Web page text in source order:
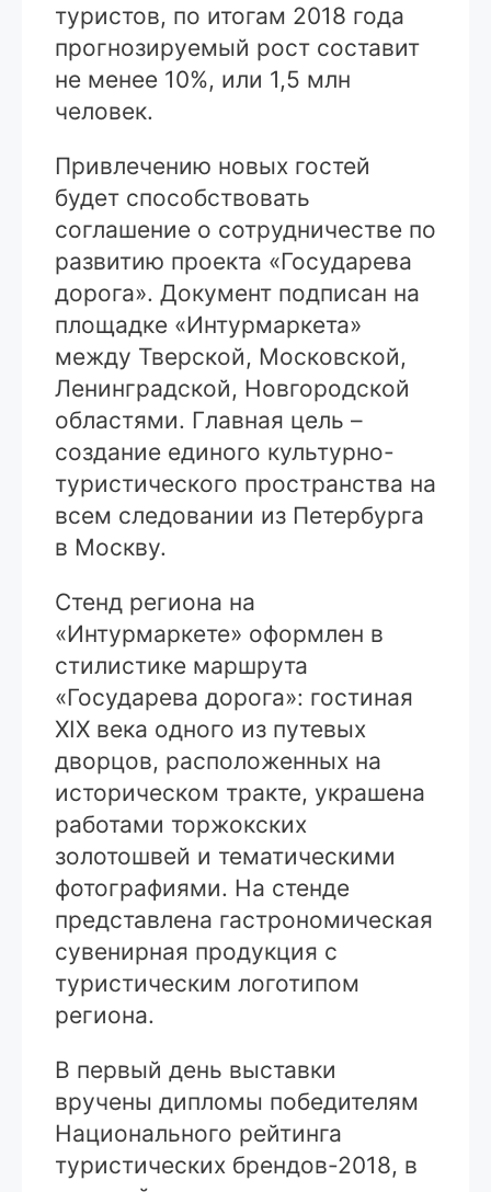
туристов, по итогам 2018 года
прогнозируемый рост составит
не менее 10%, или 1,5 млн
человек.
Привлечению новых гостей
будет способствовать
соглашение о сотрудничестве по
развитию проекта «Государева
дорога». Документ подписан на
площадке «Интурмаркета»
между Тверской, Московской,
Ленинградской, Новгородской
областями. Главная цель –
создание единого культурно-
туристического пространства на
всем следовании из Петербурга
в Москву.
Стенд региона на
«Интурмаркете» оформлен в
стилистике маршрута
«Государева дорога»: гостиная
XIX века одного из путевых
дворцов, расположенных на
историческом тракте, украшена
работами торжокских
золотошвей и тематическими
фотографиями. На стенде
представлена гастрономическая
сувенирная продукция с
туристическим логотипом
региона.
В первый день выставки
вручены дипломы победителям
Национального рейтинга
туристических брендов-2018, в